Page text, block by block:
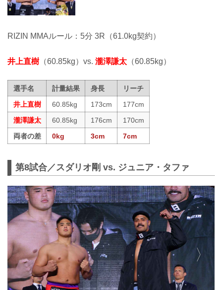
RIZIN MMAルール：5分 3R（61.0kg契約）
井上直樹 （60.85kg）vs. 瀧澤謙太 （60.85kg）
選手名 計量結果 身長
リーチ
井上直樹
60.85kg 173cm
177cm
瀧澤謙太
60.85kg 176cm
170cm
両者の差
0kg 3cm 7cm
第8試合／スダリオ剛 vs. ジュニア・タファ